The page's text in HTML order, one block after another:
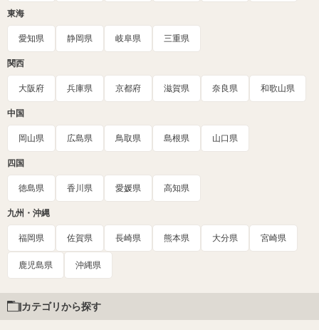
東海
愛知県 静岡県 岐阜県 三重県
関西
大阪府 兵庫県 京都府 滋賀県 奈良県 和歌山県
中国
岡山県 広島県 鳥取県 島根県 山口県
四国
徳島県 香川県 愛媛県 高知県
九州・沖縄
福岡県 佐賀県 長崎県 熊本県 大分県 宮崎県
鹿児島県 沖縄県
カテゴリから探す